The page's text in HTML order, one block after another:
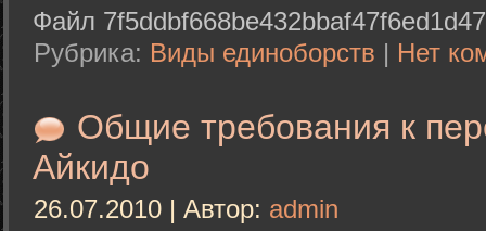
Файл
Рубрика: Виды единоборств | Нет
Общие требования к
Айкидо
26.07.2010 | Автор: admin